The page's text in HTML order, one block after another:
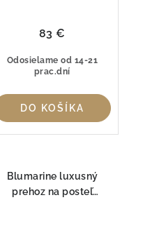
Odosielame od 14-21
prac.dní
83 €
DO KOŠÍKA
Blumarine luxusný
prehoz na posteľ